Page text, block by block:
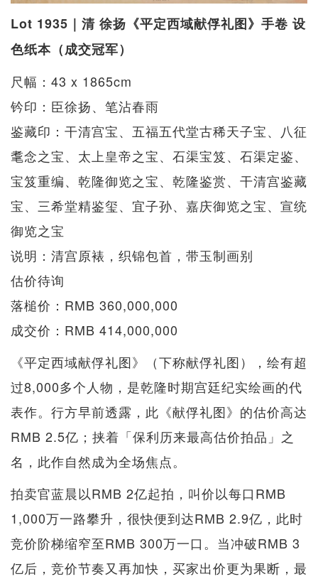
Lot 1935｜清 徐扬《平定西域献俘礼图》手卷 设
色纸本（成交冠军）
尺幅：43 x 1865cm
钤印：臣徐扬、笔沾春雨
鉴藏印：干清宫宝、五福五代堂古稀天子宝、八征
耄念之宝、太上皇帝之宝、石渠宝笈、石渠定鉴、
宝笈重编、乾隆御览之宝、乾隆鉴赏、干清宫鉴藏
宝、三希堂精鉴玺、宜子孙、嘉庆御览之宝、宣统
御览之宝
说明：清宫原裱，织锦包首，带玉制画别
估价待询
落槌价：RMB 360,000,000
成交价：RMB 414,000,000
《平定西域献俘礼图》（下称献俘礼图），绘有超
过8,000多个人物，是乾隆时期宫廷纪实绘画的代
表作。行方早前透露，此《献俘礼图》的估价高达
RMB 2.5亿；挟着「保利历来最高估价拍品」之
名，此作自然成为全场焦点。
拍卖官蓝晨以RMB 2亿起拍，叫价以每口RMB
1,000万一路攀升，很快便到达RMB 2.9亿，此时
竞价阶梯缩窄至RMB 300万一口。当冲破RMB 3
亿后，竞价节奏又再加快，买家出价更为果断，最